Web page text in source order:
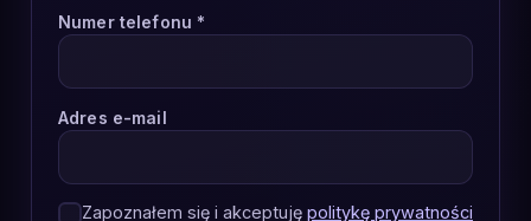
Numer telefonu *
Adres e-mail
Zapoznałem się i akceptuję politykę prywatności